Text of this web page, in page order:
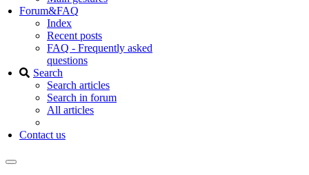
Forum&FAQ
Index
Recent posts
FAQ - Frequently asked
questions
Search
Search articles
Search in forum
All articles
Contact us